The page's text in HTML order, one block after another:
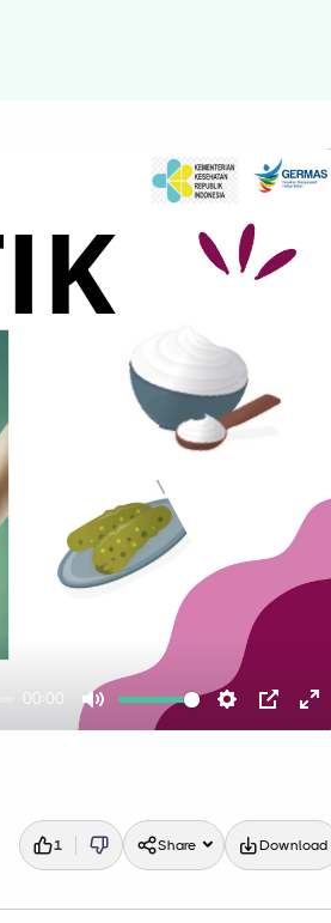
00:00
Mute Settings
PIP
1 Share Download